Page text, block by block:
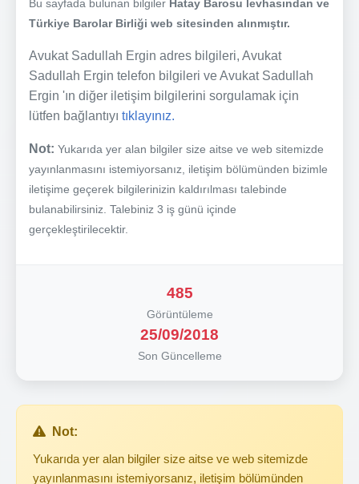
Bu sayfada bulunan bilgiler Hatay Barosu levhasından ve
Türkiye Barolar Birliği web sitesinden alınmıştır.
Avukat Sadullah Ergin adres bilgileri, Avukat
Sadullah Ergin telefon bilgileri ve Avukat Sadullah
Ergin 'ın diğer iletişim bilgilerini sorgulamak için
lütfen bağlantıyı tıklayınız.
Not: Yukarıda yer alan bilgiler size aitse ve web sitemizde
yayınlanmasını istemiyorsanız, iletişim bölümünden bizimle
iletişime geçerek bilgilerinizin kaldırılması talebinde
bulanabilirsiniz. Talebiniz 3 iş günü içinde
gerçekleştirilecektir.
485
Görüntüleme
25/09/2018
Son Güncelleme
Not:
Yukarıda yer alan bilgiler size aitse ve web sitemizde
yayınlanmasını istemiyorsanız, iletişim bölümünden